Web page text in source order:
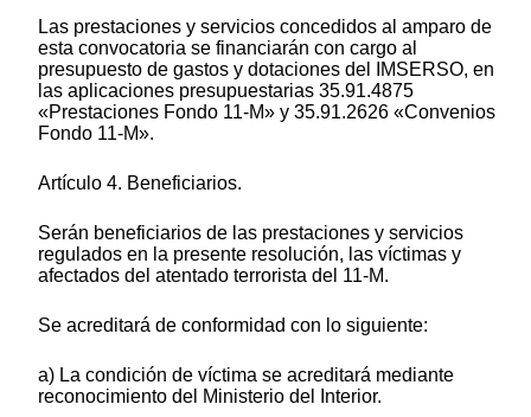
Las prestaciones y servicios concedidos al amparo de
esta convocatoria se financiarán con cargo al
presupuesto de gastos y dotaciones del IMSERSO, en
las aplicaciones presupuestarias 35.91.4875
«Prestaciones Fondo 11-M» y 35.91.2626 «Convenios
Fondo 11-M».
Artículo 4. Beneficiarios.
Serán beneficiarios de las prestaciones y servicios
regulados en la presente resolución, las víctimas y
afectados del atentado terrorista del 11-M.
Se acreditará de conformidad con lo siguiente:
a) La condición de víctima se acreditará mediante
reconocimiento del Ministerio del Interior.